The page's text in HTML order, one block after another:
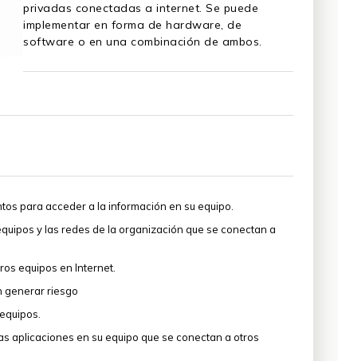
privadas conectadas a internet. Se puede
implementar en forma de hardware, de
software o en una combinación de ambos.
para acceder a la información en su equipo.
y las redes de la organización que se conectan a
equipos en Internet.
generar riesgo
aplicaciones en su equipo que se conectan a otros